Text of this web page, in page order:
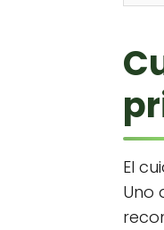
El
Uno